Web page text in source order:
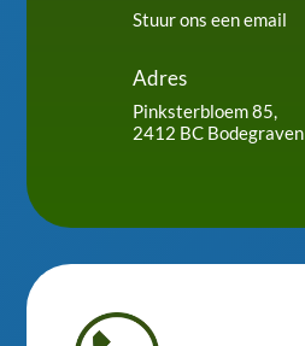
Stuur ons een email
Adres
Pinksterbloem 85,
2412 BC Bodegraven